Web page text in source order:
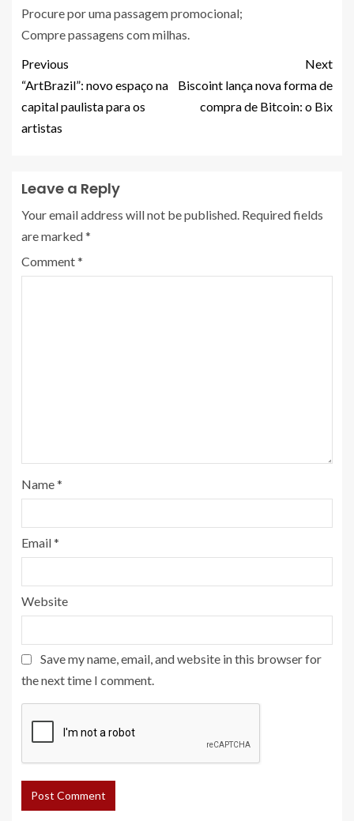
Procure por uma passagem promocional;
Compre passagens com milhas.
Previous
“ArtBrazil”: novo espaço na
capital paulista para os
artistas
Next
Biscoint lança nova forma de
compra de Bitcoin: o Bix
Leave a Reply
Your email address will not be published. Required fields
are marked*
Comment*
Name*
Email*
Website
Save my name, email, and website in this browser for
the next time I comment.